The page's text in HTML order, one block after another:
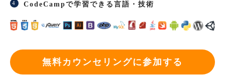
CodeCampで学習できる言語・技術
無料カウンセリングに参加する